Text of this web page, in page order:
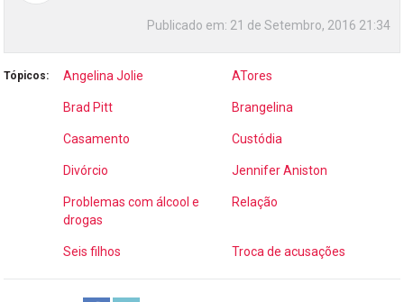
Publicado em: 21 de Setembro, 2016 21:34
Tópicos: Angelina Jolie ATores
Brad Pitt Brangelina
Casamento Custódia
Divórcio Jennifer Aniston
Problemas com álcool e
drogas
Relação
Seis filhos Troca de acusações